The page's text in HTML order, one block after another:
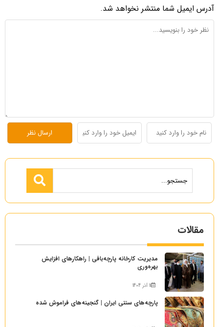
آدرس ایمیل شما منتشر نخواهد شد.
مقالات
مدیریت کارخانه پارچه‌بافی | راهکارهای افزایش
بهره‌وری
11 آذر 1404
پارچه‌های سنتی ایران | گنجینه‌های فراموش شده